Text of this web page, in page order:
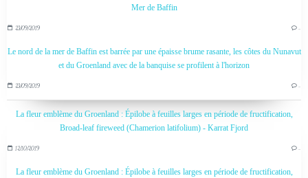
Mer de Baffin
23/09/2019 …
Le nord de la mer de Baffin est barrée par une épaisse brume rasante, les côtes du Nunavut
et du Groenland avec de la banquise se profilent à l'horizon
23/09/2019 …
La fleur emblème du Groenland : Épilobe à feuilles larges en période de fructification,
Broad-leaf fireweed (Chamerion latifolium) - Karrat Fjord
12/10/2019 …
La fleur emblème du Groenland : Épilobe à feuilles larges en période de fructification,